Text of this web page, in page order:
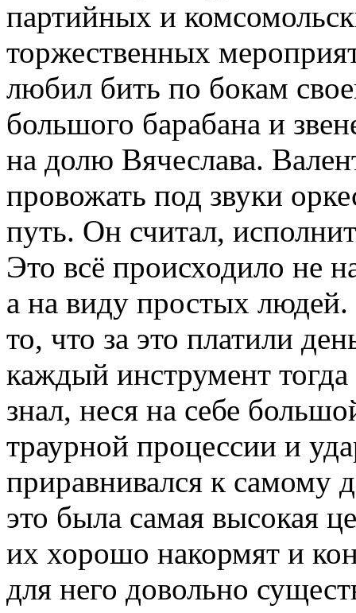
партийных и
торжественных
любил бить по бокам
большого барабана и
на долю Вячеслава.
провожать под звуки
путь. Он считал,
Это всё происходило не
а на виду простых
то, что за это платили
каждый инструмент
знал, неся на себе
траурной процессии и
приравнивался к самому
это была самая высокая
их хорошо накормят и
для него довольно